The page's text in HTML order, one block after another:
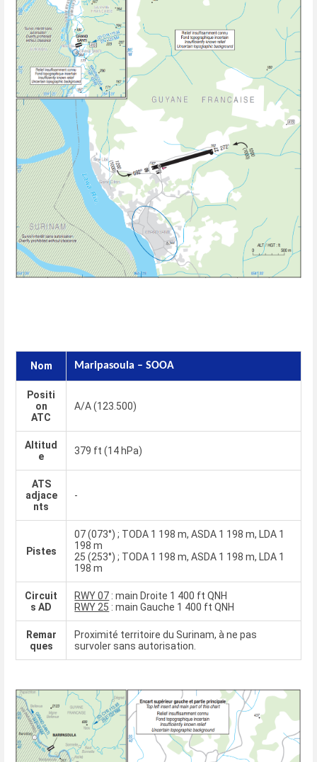
Nom Maripasoula – SOOA
Positi
on
ATC
A/A (123.500)
Altitud
e
379 ft (14 hPa)
ATS
adjace
nts
-
Pistes
07 (073°) ; TODA 1 198 m, ASDA 1 198 m, LDA 1
198 m
25 (253°) ; TODA 1 198 m, ASDA 1 198 m, LDA 1
198 m
Circuit
s AD
RWY 07 : main Droite 1 400 ft QNH
RWY 25 : main Gauche 1 400 ft QNH
Remar
ques
Proximité territoire du Surinam, à ne pas
survoler sans autorisation.